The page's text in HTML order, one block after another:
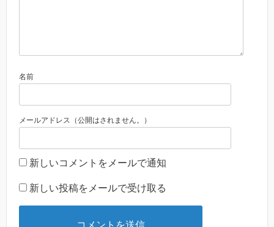
名前
メールアドレス（公開はされません。）
新しいコメントをメールで通知
新しい投稿をメールで受け取る